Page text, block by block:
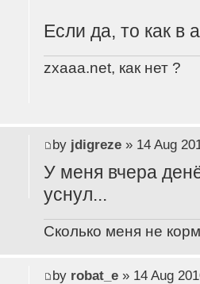
Если да, то как в
zxaaa.net, как нет ?
by jdigreze» 14 Aug
У меня вчера
уснул...
Сколько меня не
by robat_e» 14 Aug